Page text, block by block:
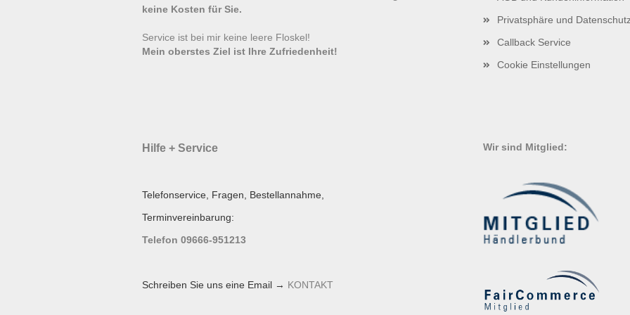
keine Kosten für Sie.
Service ist bei mir keine leere Floskel!
Mein oberstes Ziel ist Ihre Zufriedenheit!
Privatsphäre und
Callback Service
Cookie Einstellungen
Hilfe + Service
Telefonservice, Fragen, Bestellannahme,
Terminvereinbarung:
Telefon 09666-951213
Schreiben Sie uns eine Email → KONTAKT
Wir sind Mitglied: